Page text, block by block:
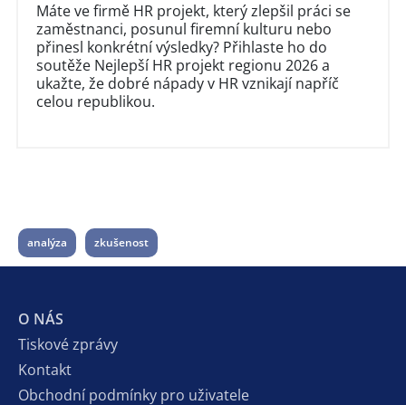
Máte ve firmě HR projekt, který zlepšil práci se
zaměstnanci, posunul firemní kulturu nebo
přinesl konkrétní výsledky? Přihlaste ho do
soutěže Nejlepší HR projekt regionu 2026 a
ukažte, že dobré nápady v HR vznikají napříč
celou republikou.
analýza zkušenost
O NÁS
Tiskové zprávy
Kontakt
Obchodní podmínky pro uživatele